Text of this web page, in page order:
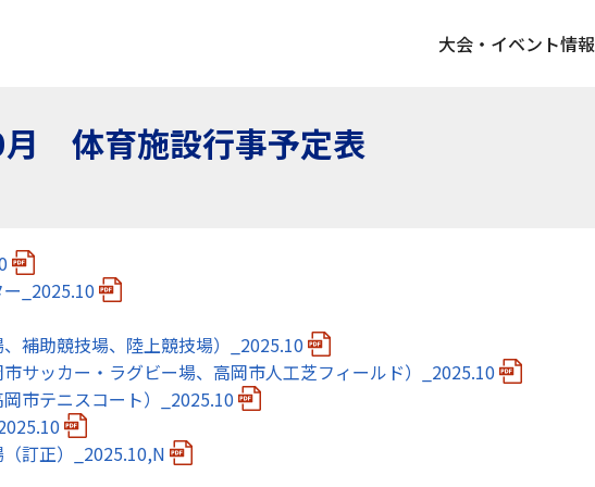
大会・イベント情報
体育施設行事予定表
_2025.10
補助競技場、陸上競技場）_2025.10
サッカー・ラグビー場、高岡市人工芝フィールド）_2025.10
市テニスコート）_2025.10
訂正）_2025.10,N